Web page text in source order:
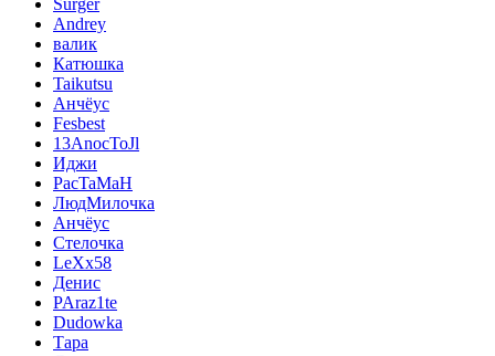
Andrey
валик
Катюшка
Taikutsu
Анчёус
Fesbest
13AnocToJl
Иджи
PacTaMaH
ЛюдМилочка
Анчёус
Cтелочка
LeXx58
Денис
PAraz1te
Dudowka
Тара